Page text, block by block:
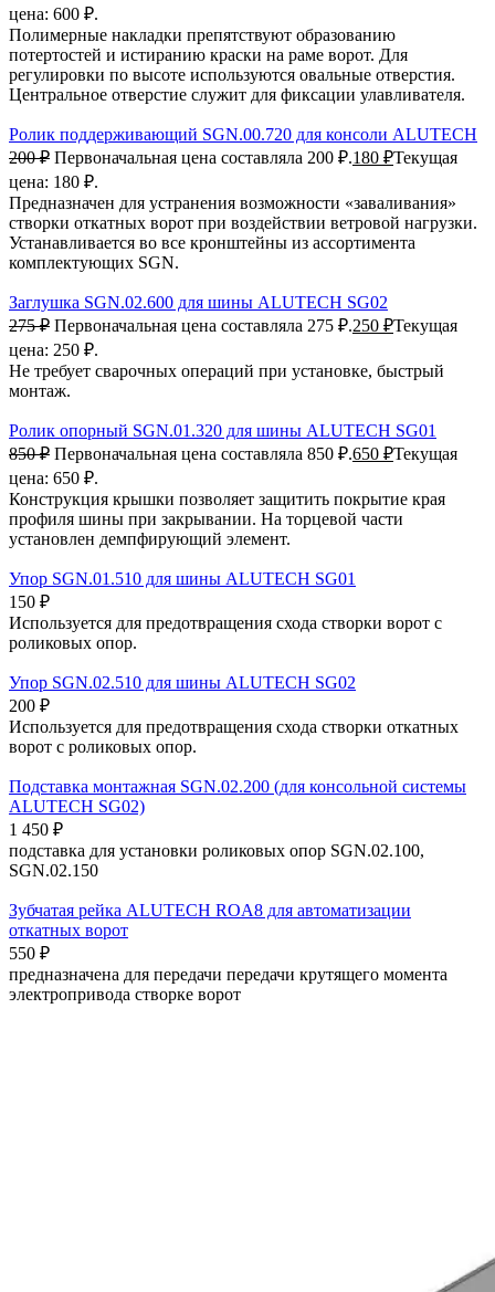
цена: 600 ₽.
Полимерные накладки препятствуют образованию
потертостей и истиранию краски на раме ворот. Для
регулировки по высоте используются овальные отверстия.
Центральное отверстие служит для фиксации улавливателя.
Ролик поддерживающий SGN.00.720 для консоли ALUTECH
200₽ Первоначальная цена составляла 200 ₽.180 ₽Текущая
цена: 180 ₽.
Предназначен для устранения возможности «заваливания»
створки откатных ворот при воздействии ветровой нагрузки.
Устанавливается во все кронштейны из ассортимента
комплектующих SGN.
Заглушка SGN.02.600 для шины ALUTECH SG02
275₽ Первоначальная цена составляла 275 ₽.250 ₽Текущая
цена: 250 ₽.
Не требует сварочных операций при установке, быстрый
монтаж.
Ролик опорный SGN.01.320 для шины ALUTECH SG01
850₽ Первоначальная цена составляла 850 ₽.650 ₽Текущая
цена: 650 ₽.
Конструкция крышки позволяет защитить покрытие края
профиля шины при закрывании. На торцевой части
установлен демпфирующий элемент.
Упор SGN.01.510 для шины ALUTECH SG01
150 ₽
Используется для предотвращения схода створки ворот с
роликовых опор.
Упор SGN.02.510 для шины ALUTECH SG02
200 ₽
Используется для предотвращения схода створки откатных
ворот с роликовых опор.
Подставка монтажная SGN.02.200 (для консольной системы
ALUTECH SG02)
1 450 ₽
подставка для установки роликовых опор SGN.02.100,
SGN.02.150
Зубчатая рейка ALUTECH ROA8 для автоматизации
откатных ворот
550 ₽
предназначена для передачи передачи крутящего момента
электропривода створке ворот